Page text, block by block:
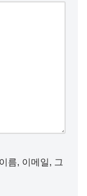
름, 이메일, 그